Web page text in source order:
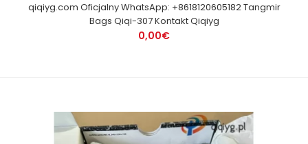
qiqiyg.com Oficjalny WhatsApp: +8618120605182 Tangmir
Bags Qiqi-307 Kontakt Qiqiyg
0,00€